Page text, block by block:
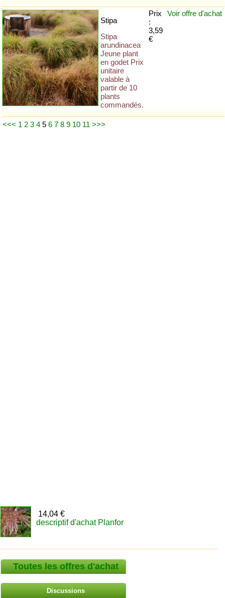
Stipa
Stipa
arundinacea
Jeune plant
en godet Prix
unitaire
valable à
partir de 10
plants
commandés.
Prix
:
3,59
€
Voir offre d'achat
<<< 1 2 3 4 5 6 7 8 9 10 11 >>>
14,04 €
descriptif d'achat Planfor
Toutes les offres d'achat
Discussions